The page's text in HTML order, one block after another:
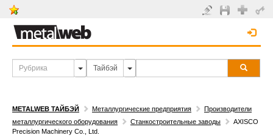
METALWEB ТАЙБЭЙ Металлургические предприятия
Производители
металлургического оборудования
Станкостроительные заводы
AXISCO
Precision Machinery Co., Ltd.